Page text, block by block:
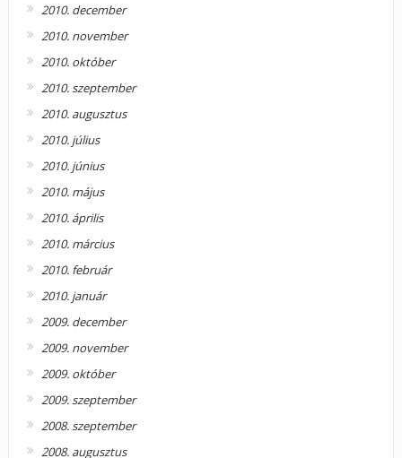
2010. december
2010. november
2010. október
2010. szeptember
2010. augusztus
2010. július
2010. június
2010. május
2010. április
2010. március
2010. február
2010. január
2009. december
2009. november
2009. október
2009. szeptember
2008. szeptember
2008. augusztus